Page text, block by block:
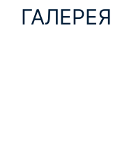
ГАЛЕРЕЯ